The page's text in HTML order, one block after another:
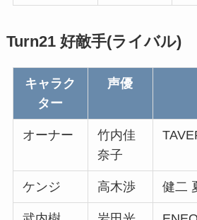
Turn21 好敵手(ライバル)
キャラク
ター
声優
オーナー
竹内佳
奈子
ケンジ 高木渉 健二